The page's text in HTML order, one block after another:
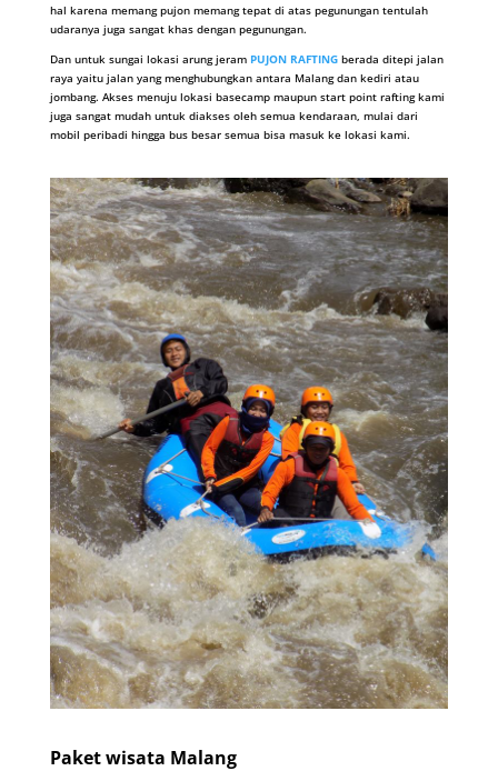
hal karena memang pujon memang tepat di atas pegunungan tentulah
udaranya juga sangat khas dengan pegunungan.
Dan untuk sungai lokasi arung jeramPUJON RAFTINGberada ditepi jalan
raya yaitu jalan yang menghubungkan antara Malang dan kediri atau
jombang. Akses menuju lokasi basecamp maupun start point rafting kami
juga sangat mudah untuk diakses oleh semua kendaraan, mulai dari
mobil peribadi hingga bus besar semua bisa masuk ke lokasi kami.
Paket wisata Malang